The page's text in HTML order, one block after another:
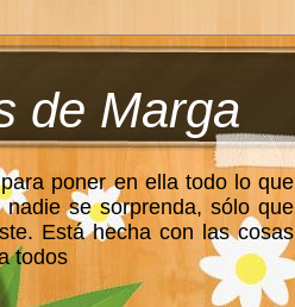
de Marga
poner en ella todo lo que
se sorprenda, sólo que
Está hecha con las cosas
todos